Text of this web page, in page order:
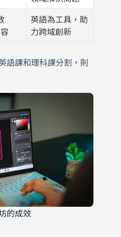
英語為工具，助
力跨域創新
語課和理科課分割，則
的成效